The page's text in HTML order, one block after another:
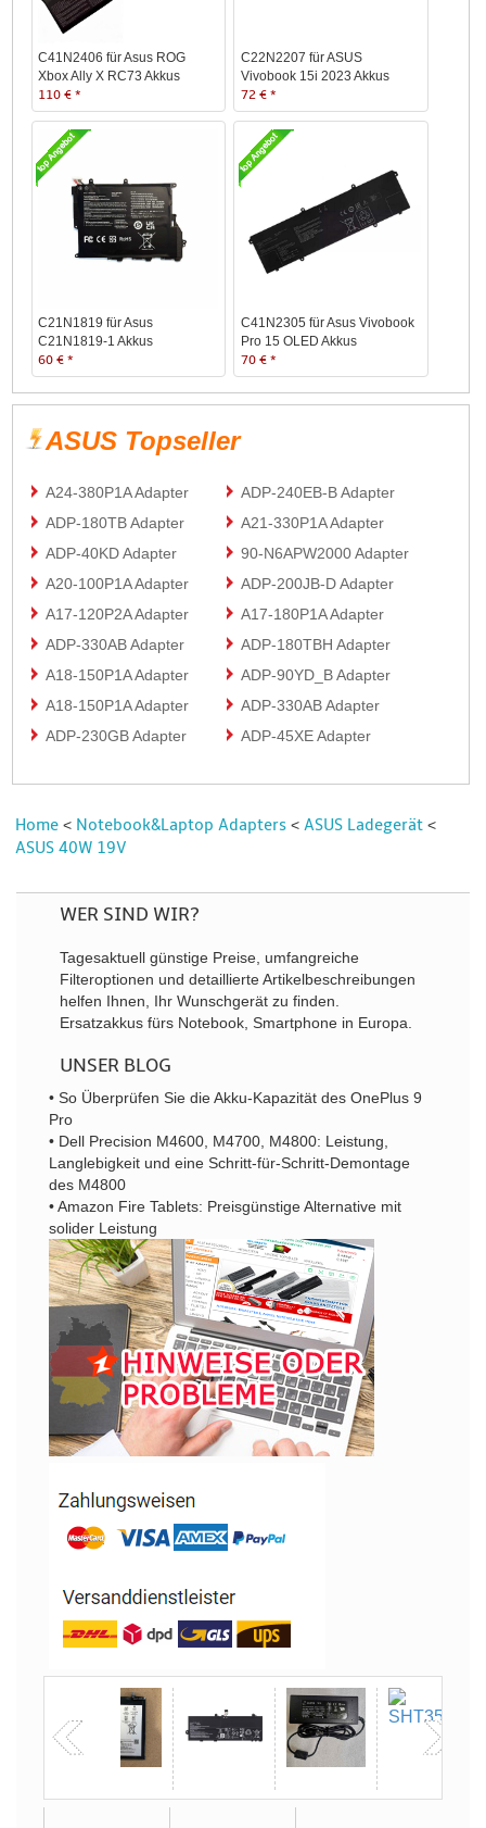
C41N2406 für Asus ROG
Xbox Ally X RC73 Akkus
110 € *
C22N2207 für ASUS
Vivobook 15i 2023 Akkus
72 € *
C21N1819 für Asus
C21N1819-1 Akkus
60 € *
C41N2305 für Asus Vivobook
Pro 15 OLED Akkus
70 € *
ASUS Topseller
A24-380P1A Adapter
ADP-240EB-B Adapter
ADP-180TB Adapter
A21-330P1A Adapter
ADP-40KD Adapter
90-N6APW2000 Adapter
A20-100P1A Adapter
ADP-200JB-D Adapter
A17-120P2A Adapter
A17-180P1A Adapter
ADP-330AB Adapter
ADP-180TBH Adapter
A18-150P1A Adapter
ADP-90YD_B Adapter
A18-150P1A Adapter
ADP-330AB Adapter
ADP-230GB Adapter
ADP-45XE Adapter
Home < Notebook&Laptop Adapters <ASUS Ladegerät <
ASUS 40W 19V
WER SIND WIR?
Tagesaktuell günstige Preise, umfangreiche
Filteroptionen und detaillierte Artikelbeschreibungen
helfen Ihnen, Ihr Wunschgerät zu finden.
Ersatzakkus fürs Notebook, Smartphone in Europa.
UNSER BLOG
• So Überprüfen Sie die Akku-Kapazität des OnePlus 9
Pro
• Dell Precision M4600, M4700, M4800: Leistung,
Langlebigkeit und eine Schritt-für-Schritt-Demontage
des M4800
• Amazon Fire Tablets: Preisgünstige Alternative mit
solider Leistung